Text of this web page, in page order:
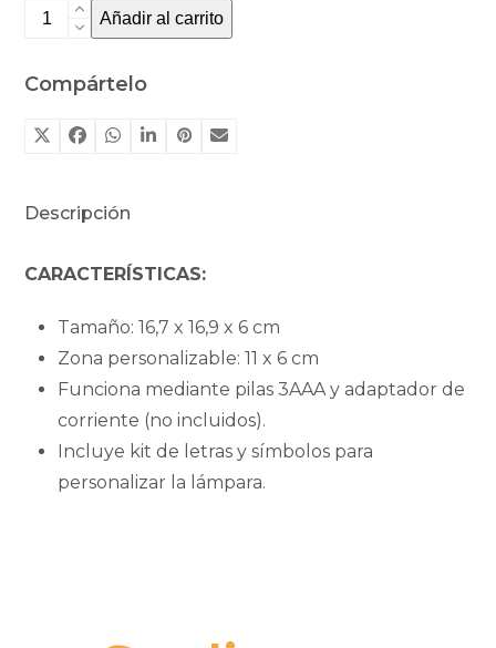
Lámpara
personalizable
pulpo
Vintiun
Añadir al carrito
Compártelo
Descripción
CARACTERÍSTICAS:
Tamaño: 16,7 x 16,9 x 6 cm
Zona personalizable: 11 x 6 cm
Funciona mediante pilas 3AAA y adaptador de
corriente (no incluidos).
Incluye kit de letras y símbolos para
personalizar la lámpara.